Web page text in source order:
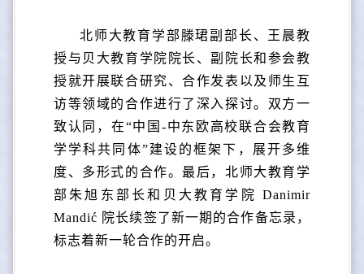
北师大教育学部滕珺副部长、王晨教
授与贝大教育学院院长、副院长和参会教
授就开展联合研究、合作发表以及师生互
访等领域的合作进行了深入探讨。双方一
致认同，在“中国-中东欧高校联合会教育
学学科共同体”建设的框架下，展开多维
度、多形式的合作。最后，北师大教育学
部朱旭东部长和贝大教育学院 Danimir
Mandić 院长续签了新一期的合作备忘录，
标志着新一轮合作的开启。